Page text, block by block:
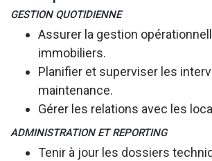
GESTION QUOTIDIENNE
Assurer la gestion
immobiliers.
Planifier et superviser les
maintenance.
Gérer les relations avec les
ADMINISTRATION ET REPORTING
Tenir à jour les dossiers